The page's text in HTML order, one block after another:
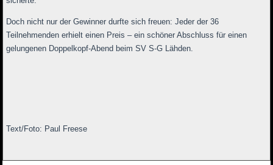
Doch nicht nur der Gewinner durfte sich freuen: Jeder der 36
Teilnehmenden erhielt einen Preis – ein schöner Abschluss für einen
gelungenen Doppelkopf-Abend beim SV S-G Lähden.
Text/Foto: Paul Freese